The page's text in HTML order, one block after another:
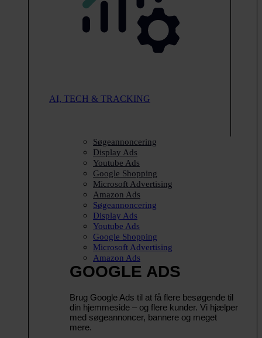
AI, TECH & TRACKING
Søgeannoncering
Display Ads
Youtube Ads
Google Shopping
Microsoft Advertising
Amazon Ads
Søgeannoncering
Display Ads
Youtube Ads
Google Shopping
Microsoft Advertising
Amazon Ads
GOOGLE ADS
Brug Google Ads til at få flere besøgende til
din hjemmeside – og flere kunder. Vi hjælper
med søgeannoncer, bannere og meget
mere.